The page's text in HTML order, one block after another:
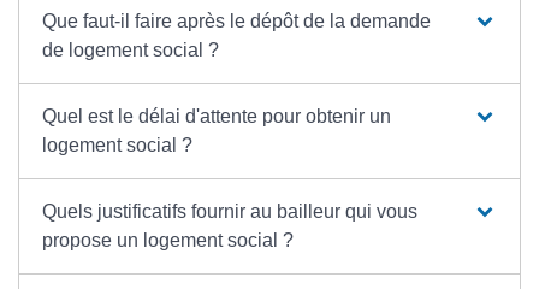
Que faut-il faire après le dépôt de la demande
de logement social ?
Quel est le délai d'attente pour obtenir un
logement social ?
Quels justificatifs fournir au bailleur qui vous
propose un logement social ?